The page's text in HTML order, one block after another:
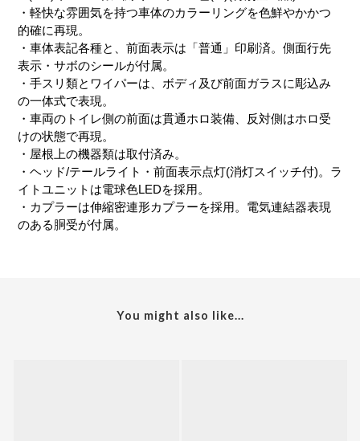
・軽快な雰囲気を持つ車体のカラーリングを色鮮やかかつ
的確に再現。
・車体表記各種と、前面表示は「普通」印刷済。側面行先
表示・サボのシールが付属。
・手スリ類とワイパーは、ボディ及び前面ガラスに彫込み
の一体式で表現。
・車両のトイレ側の前面は貫通ホロ装備、反対側はホロ受
けの状態で再現。
・屋根上の機器類は取付済み。
・ヘッド/テールライト・前面表示点灯(消灯スイッチ付)。ラ
イトユニットは電球色LEDを採用。
・カプラーは伸縮密連形カプラーを採用。電気連結器表現
のある胴受が付属。
You might also like...